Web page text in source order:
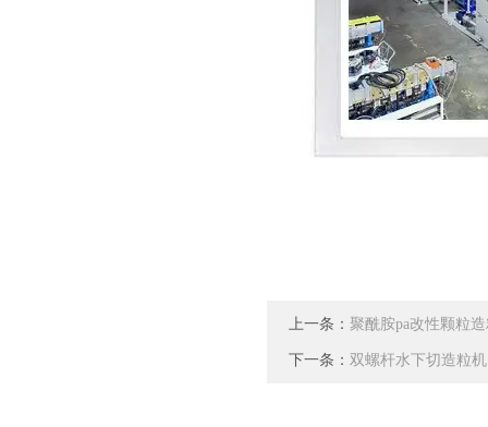
上一条： 聚酰胺pa改性颗粒
下一条： 双螺杆水下切造粒